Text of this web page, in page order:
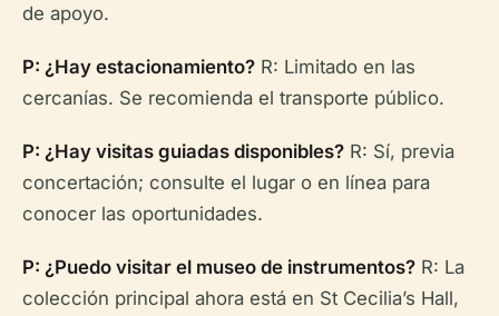
de apoyo.
P: ¿Hay estacionamiento? R: Limitado en las
cercanías. Se recomienda el transporte público.
P: ¿Hay visitas guiadas disponibles? R: Sí, previa
concertación; consulte el lugar o en línea para
conocer las oportunidades.
P: ¿Puedo visitar el museo de instrumentos? R: La
colección principal ahora está en St Cecilia’s Hall,